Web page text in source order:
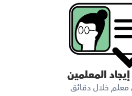
المعلمين
خلال دقائق